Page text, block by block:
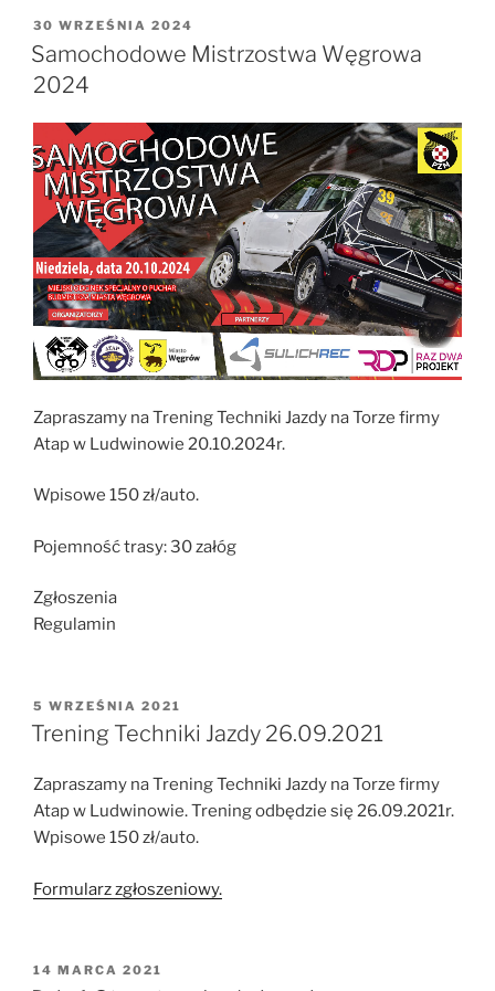
OPUBLIKOWANE
W
30 WRZEŚNIA 2024
Samochodowe Mistrzostwa Węgrowa
2024
Zapraszamy na Trening Techniki Jazdy na Torze firmy
Atap w Ludwinowie 20.10.2024r.
Wpisowe 150 zł/auto.
Pojemność trasy: 30 załóg
Zgłoszenia
Regulamin
OPUBLIKOWANE
W
5 WRZEŚNIA 2021
Trening Techniki Jazdy 26.09.2021
Zapraszamy na Trening Techniki Jazdy na Torze firmy
Atap w Ludwinowie. Trening odbędzie się 26.09.2021r.
Wpisowe 150 zł/auto.
Formularz zgłoszeniowy.
OPUBLIKOWANE
14 MARCA 2021